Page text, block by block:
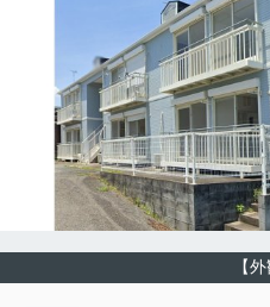
【外